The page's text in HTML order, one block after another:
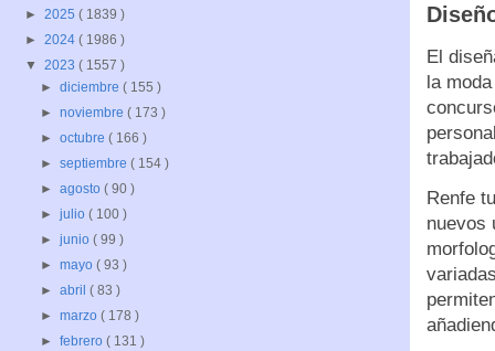
El
la
Renfe
nuevos
► 2025 ( 1839 )
► 2024 ( 1986 )
▼ 2023 ( 1557 )
►diciembre( 155 )
►noviembre( 173 )
►octubre( 166 )
►septiembre( 154 )
►agosto( 90 )
►julio( 100 )
►junio( 99 )
►mayo( 93 )
►abril( 83 )
►marzo( 178 )
►febrero( 131 )